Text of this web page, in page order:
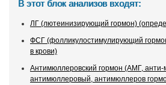
В этот блок анализов входят:
ЛГ (лютеинизирующий гормон)
ФСГ (фолликулостимулирующий
в крови)
Антимюллеровский гормон (АМГ,
антимюллеровый, антимюллеров